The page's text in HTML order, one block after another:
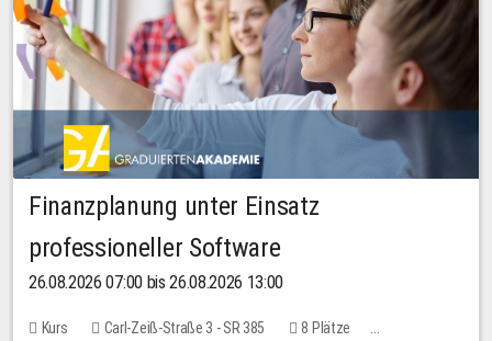
Finanzplanung unter Einsatz
professioneller Software
26.08.2026 07:00 bis 26.08.2026 13:00
Kurs Carl-Zeiß-Straße 3 - SR 385
8 Plätze